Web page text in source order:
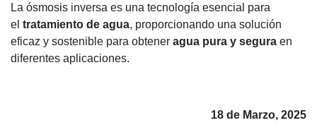
La ósmosis inversa es una tecnología esencial para
el tratamiento de agua, proporcionando una solución
eficaz y sostenible para obtener agua pura y segura en
diferentes aplicaciones.
18 de Marzo, 2025